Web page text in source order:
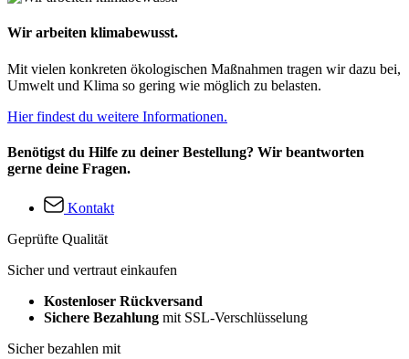
Wir arbeiten klimabewusst.
Mit vielen konkreten ökologischen Maßnahmen tragen wir dazu bei,
Umwelt und Klima so gering wie möglich zu belasten.
Hier findest du weitere Informationen.
Benötigst du Hilfe zu deiner Bestellung? Wir beantworten
gerne deine Fragen.
Kontakt
Geprüfte Qualität
Sicher und vertraut einkaufen
Kostenloser Rückversand
Sichere Bezahlung mit SSL-Verschlüsselung
Sicher bezahlen mit